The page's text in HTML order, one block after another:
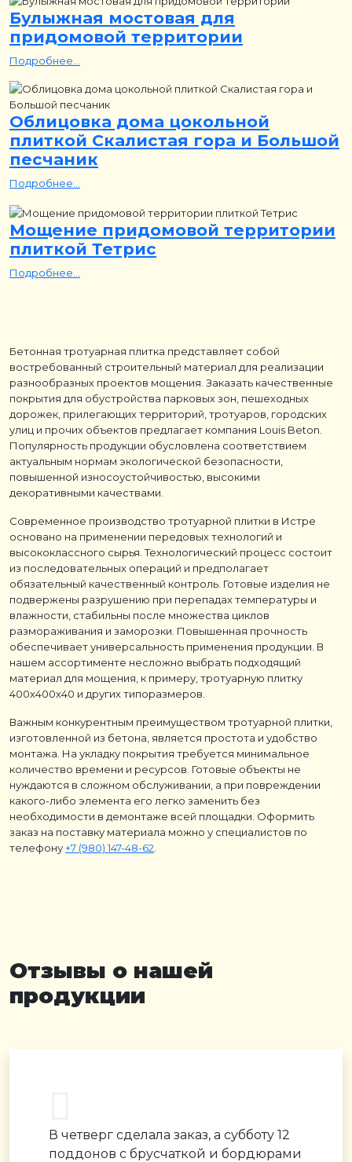
Булыжная мостовая для
придомовой территории
Подробнее...
Облицовка дома цокольной
плиткой Скалистая гора и Большой
песчаник
Подробнее...
Мощение придомовой территории
плиткой Тетрис
Подробнее...
Бетонная тротуарная плитка представляет собой
востребованный строительный материал для реализации
разнообразных проектов мощения. Заказать качественные
покрытия для обустройства парковых зон, пешеходных
дорожек, прилегающих территорий, тротуаров, городских
улиц и прочих объектов предлагает компания Louis Beton.
Популярность продукции обусловлена соответствием
актуальным нормам экологической безопасности,
повышенной износоустойчивостью, высокими
декоративными качествами.
Современное производство тротуарной плитки в Истре
основано на применении передовых технологий и
высококлассного сырья. Технологический процесс состоит
из последовательных операций и предполагает
обязательный качественный контроль. Готовые изделия не
подвержены разрушению при перепадах температуры и
влажности, стабильны после множества циклов
размораживания и заморозки. Повышенная прочность
обеспечивает универсальность применения продукции. В
нашем ассортименте несложно выбрать подходящий
материал для мощения, к примеру, тротуарную плитку
400х400х40 и других типоразмеров.
Важным конкурентным преимуществом тротуарной плитки,
изготовленной из бетона, является простота и удобство
монтажа. На укладку покрытия требуется минимальное
количество времени и ресурсов. Готовые объекты не
нуждаются в сложном обслуживании, а при повреждении
какого-либо элемента его легко заменить без
необходимости в демонтаже всей площадки. Оформить
заказ на поставку материала можно у специалистов по
телефону+7 (980) 147-48-62
Отзывы о нашей
продукции
В четверг сделала заказ, а субботу 12
поддонов с брусчаткой и бордюрами